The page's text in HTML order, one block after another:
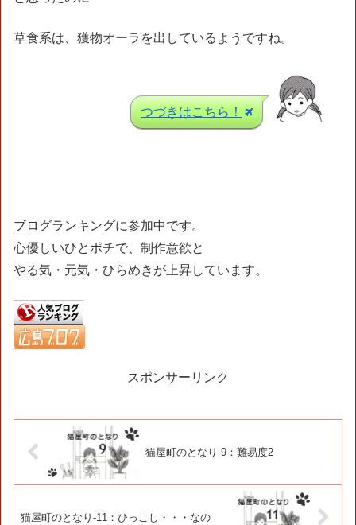
草食系は、獲物オーラを出しているようですね。
つづきはこちら！
ブログランキングに参加中です。
心優しいひとポチで、制作意欲と
やる気・元気・ひらめきが上昇しています。
スポンサーリンク
猫屋町のとなり-9：難易度2
猫屋町のとなり-11：ひっこし・・・なの